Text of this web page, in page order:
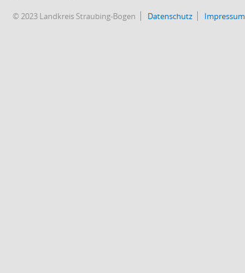
© 2023 Landkreis Straubing-Bogen Datenschutz Impressum